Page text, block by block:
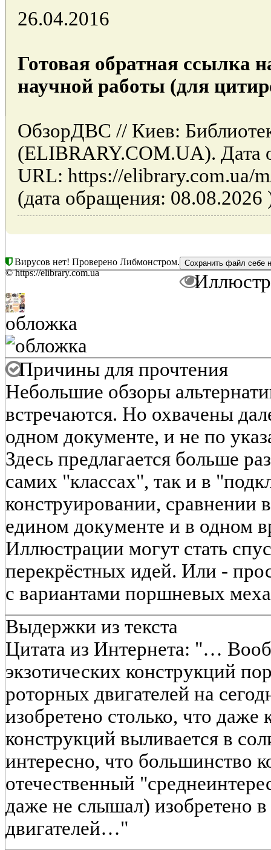
26.04.2016
Готовая обратная ссылка
научной работы (для
ОбзорДВС // Киев:
(ELIBRARY.COM.UA). Дата
URL: https://elibrary.com.ua/
(дата обращения: 08.08.2026
Вирусов нет! Проверено Либмонстром.
© https://elibrary.com.ua
обложка
Причины для прочтения
Небольшие обзоры
встречаются. Но охвачены
одном документе, и не по
Здесь предлагается больше
самих "классах", так и в
конструировании, сравнении
едином документе и в одном
Иллюстрации могут стать
перекрёстных идей. Или -
с вариантами поршневых
Выдержки из текста
Цитата из Интернета: "…
экзотических конструкций
роторных двигателей на
изобретено столько, что даже
конструкций выливается в
интересно, что большинство
отечественный
даже не слышал) изобретено
двигателей…"